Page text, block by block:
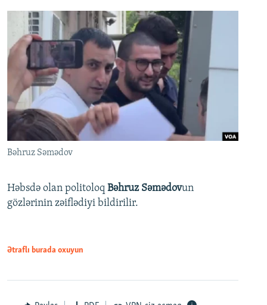
Bəhruz Səmədov
Həbsdə olan politoloq Bəhruz Səmədovun
gözlərinin zəiflədiyi bildirilir.
Ətraflı burada oxuyun